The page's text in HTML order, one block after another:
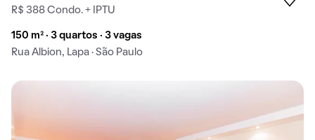
R$ 388 Condo. + IPTU
150 m² · 3 quartos · 3 vagas
Rua Albion, Lapa · São Paulo